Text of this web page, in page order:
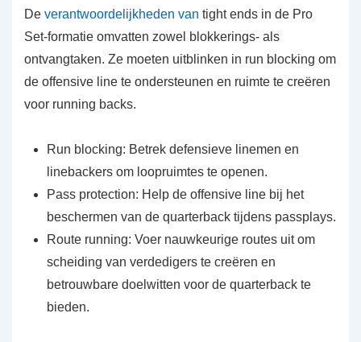
De verantwoordelijkheden van tight ends in de Pro
Set-formatie omvatten zowel blokkerings- als
ontvangtaken. Ze moeten uitblinken in run blocking om
de offensive line te ondersteunen en ruimte te creëren
voor running backs.
Run blocking: Betrek defensieve linemen en
linebackers om loopruimtes te openen.
Pass protection: Help de offensive line bij het
beschermen van de quarterback tijdens passplays.
Route running: Voer nauwkeurige routes uit om
scheiding van verdedigers te creëren en
betrouwbare doelwitten voor de quarterback te
bieden.